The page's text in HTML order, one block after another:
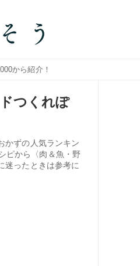
から紹介！
つくれぽ
かずの人気ランキン
ピから〈肉＆魚・野
迷ったときは参考に